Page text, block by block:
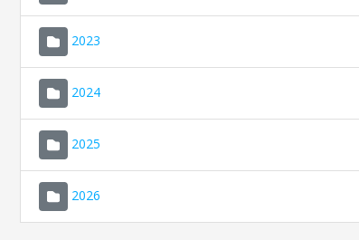
2023
2024
2025
2026